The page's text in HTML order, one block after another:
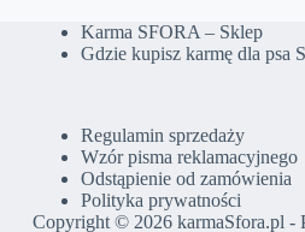
Karma SFORA – Sklep
Gdzie kupisz karmę dla psa
Regulamin sprzedaży
Wzór pisma reklamacyjnego
Odstąpienie od zamówienia
Polityka prywatności
Copyright © 2026 karmaSfora.pl -